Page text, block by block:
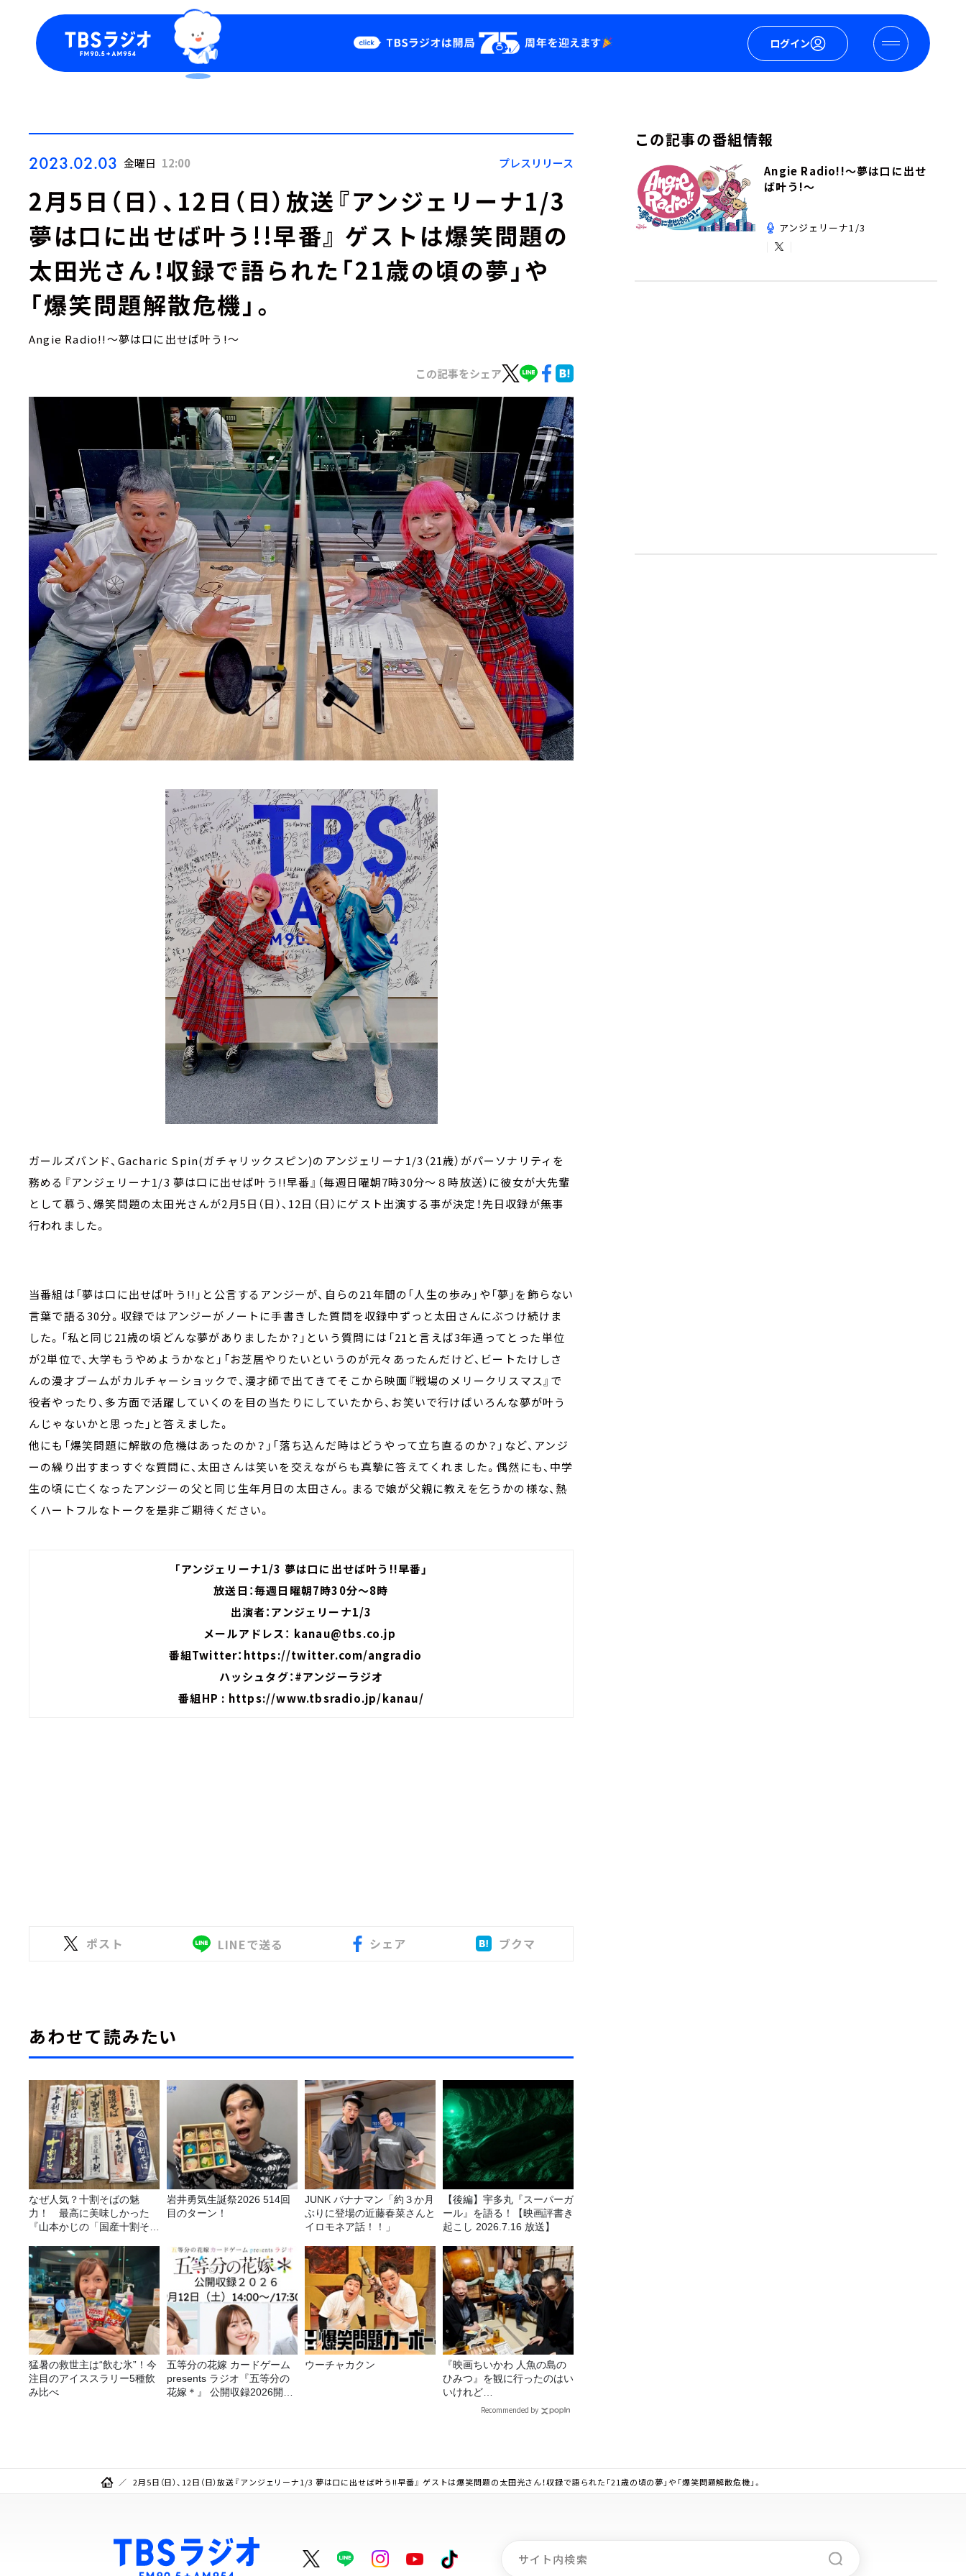
ログイン
Podcast
YouTube
会社情報
2023.02.03 金曜日 12:00 プレスリリース
2月5日（日）、12日（日）放送『アンジェリーナ1/3
夢は口に出せば叶う!!早番』 ゲストは爆笑問題の
太田光さん！収録で語られた「21歳の頃の夢」や
「爆笑問題解散危機」。
Angie Radio!!～夢は口に出せば叶う!～
この記事をシェア
ガールズバンド、Gacharic Spin(ガチャリックスピン)のアンジェリーナ1/3（21歳）がパーソナリティを
務める『アンジェリーナ1/3 夢は口に出せば叶う!!早番』（毎週日曜朝7時30分～８時放送）に彼女が大先輩
として慕う、爆笑問題の太田光さんが2月5日（日）、12日（日）にゲスト出演する事が決定！先日収録が無事
行われました。
当番組は「夢は口に出せば叶う!!」と公言するアンジーが、自らの21年間の「人生の歩み」や「夢」を飾らない
言葉で語る30分。収録ではアンジーがノートに手書きした質問を収録中ずっと太田さんにぶつけ続けま
した。「私と同じ21歳の頃どんな夢がありましたか？」という質問には「21と言えば3年通ってとった単位
が2単位で、大学もうやめようかなと」「お芝居やりたいというのが元々あったんだけど、ビートたけしさ
んの漫才ブームがカルチャーショックで、漫才師で出てきてそこから映画『戦場のメリークリスマス』で
役者やったり、多方面で活躍していくのを目の当たりにしていたから、お笑いで行けばいろんな夢が叶う
んじゃないかと思った」と答えました。
他にも「爆笑問題に解散の危機はあったのか？」「落ち込んだ時はどうやって立ち直るのか？」など、アンジ
ーの繰り出すまっすぐな質問に、太田さんは笑いを交えながらも真摯に答えてくれました。偶然にも、中学
生の頃に亡くなったアンジーの父と同じ生年月日の太田さん。まるで娘が父親に教えを乞うかの様な、熱
くハートフルなトークを是非ご期待ください。
「アンジェリーナ1/3 夢は口に出せば叶う!!早番」
放送日：毎週日曜朝7時30分～8時
出演者：アンジェリーナ1/3
メールアドレス： kanau@tbs.co.jp
番組Twitter： https://twitter.com/angradio
ハッシュタグ：#アンジーラジオ
番組HP : https://www.tbsradio.jp/kanau/
ポスト LINEで送る シェア ブクマ
あわせて読みたい
なぜ人気？十割そばの魅
力！ 最高に美味しかった
『山本かじの「国産十割そ
種食べ比べ】
岩井勇気生誕祭2026 514回
目のターン！
JUNK バナナマン「約３か月
ぶりに登場の近藤春菜さんと
イロモネア話！！」
【後編】宇多丸『スーパーガ
ール』を語る！【映画評書き
起こし 2026.7.16 放送】
猛暑の救世主は“飲む氷”！今
注目のアイススラリー5種飲
み比べ
五等分の花嫁 カードゲーム
presents ラジオ『五等分の
花嫁＊』 公開収録2026開催
ウーチャカクン
『映画ちいかわ 人魚の島の
ひみつ』を観に行ったのはい
いけれど…
Recommended by
この記事の番組情報
Angie Radio!!～夢は口に出せ
ば叶う!～
アンジェリーナ1/3
2月5日（日）、12日（日）放送『アンジェリーナ1/3 夢は口に出せば叶う!!早番』 ゲストは爆笑問題の太田光さん！収録で語られた「21歳の頃の夢」や「爆笑問題解散危機」。